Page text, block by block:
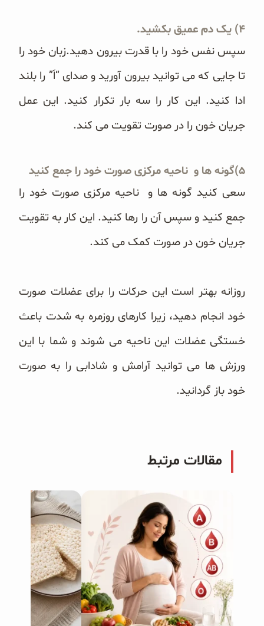
سپس نفس خود را با قدرت بیرون دهید.زبان خود را
تا جایی که می توانید بیرون آورید و ‏صدای “اَ” را بلند
ادا کنید. این کار را سه بار تکرار کنید. این عمل
جریان خون را در صورت تقویت می کند.‏
سعی کنید گونه ها و ناحیه مرکزی صورت خود را
جمع کنید و سپس آن را رها کنید. این کار به تقویت
جریان خون ‏در صورت کمک می کند.‏
روزانه بهتر است این حرکات را برای عضلات صورت
خود انجام دهید، زیرا کارهای روزمره به شدت باعث
خستگی ‏عضلات این ناحیه می شوند و شما با این
ورزش ها می توانید آرامش و شادابی را به صورت
خود باز گردانید.‏
مقالات مرتبط